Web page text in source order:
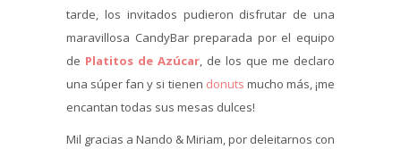
tarde, los invitados pudieron disfrutar de una
maravillosa CandyBar preparada por el equipo
de Platitos de Azúcar, de los que me declaro
una súper fan y si tienen donuts mucho más, ¡me
encantan todas sus mesas dulces!
Mil gracias a Nando & Miriam, por deleitarnos con